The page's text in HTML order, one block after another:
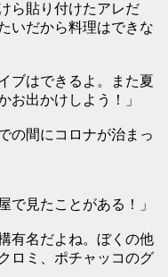
ら貼り付けたアレだ
いだから料理はできな
ブはできるよ。また夏
お出かけしよう！」
の間にコロナが治まっ
で見たことがある！」
有名だよね。ぼくの他
ロミ、ポチャッコのグ